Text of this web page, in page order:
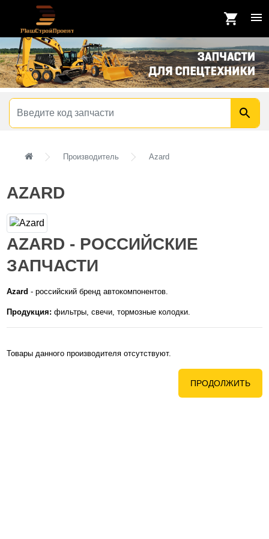
Производитель Azard
AZARD
AZARD - РОССИЙСКИЕ
ЗАПЧАСТИ
Azard - российский бренд автокомпонентов.
Продукция: фильтры, свечи, тормозные колодки.
Товары данного производителя отсутствуют.
ПРОДОЛЖИТЬ